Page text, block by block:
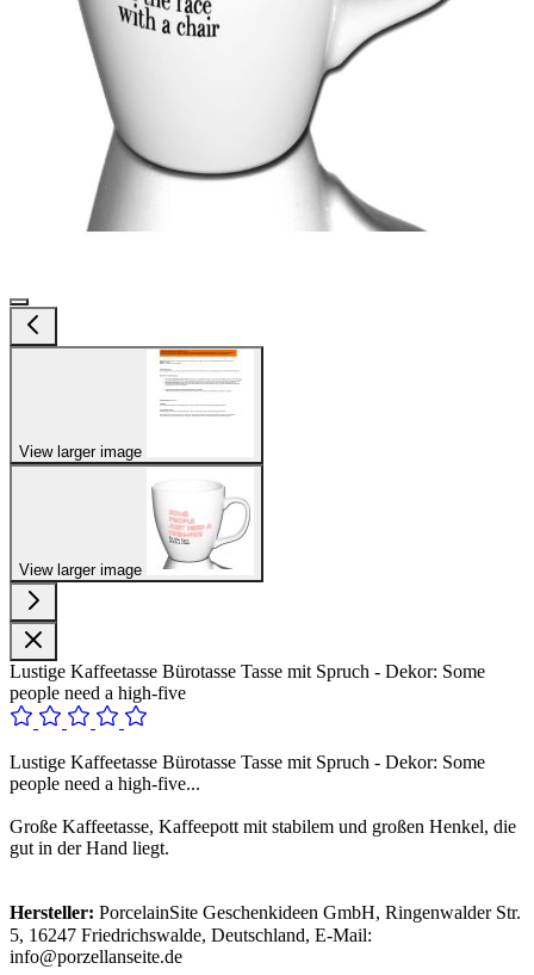
View larger image
View larger image
Lustige Kaffeetasse Bürotasse Tasse mit Spruch - Dekor: Some
people need a high-five
Lustige Kaffeetasse Bürotasse Tasse mit Spruch - Dekor: Some
people need a high-five...
Große Kaffeetasse, Kaffeepott mit stabilem und großen Henkel, die
gut in der Hand liegt.
Hersteller: PorcelainSite Geschenkideen GmbH, Ringenwalder Str.
5, 16247 Friedrichswalde, Deutschland, E-Mail:
info@porzellanseite.de